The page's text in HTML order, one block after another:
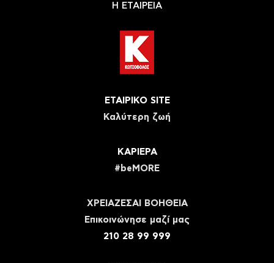
Η ΕΤΑΙΡΕΙΑ
ΕΤΑΙΡΙΚΟ SITE
Καλύτερη ζωή
ΚΑΡΙΕΡΑ
#beMORE
ΧΡΕΙΑΖΕΣΑΙ ΒΟΗΘΕΙΑ
Eπικοινώνησε μαζί μας
210 28 99 999